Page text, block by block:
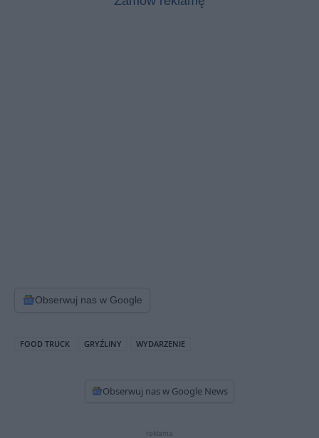
Obserwuj nas w Google
FOOD TRUCK GRYŹLINY WYDARZENIE
Obserwuj nas w Google News
reklama